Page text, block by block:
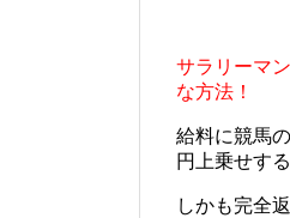
サラリーマ
な方法！
給料に競馬
円上乗せす
しかも完全